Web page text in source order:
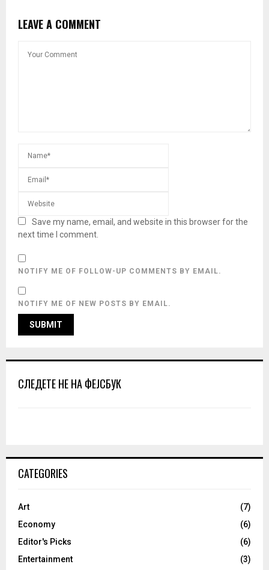
LEAVE A COMMENT
Save my name, email, and website in this browser for the
next time I comment.
NOTIFY ME OF FOLLOW-UP COMMENTS BY EMAIL.
NOTIFY ME OF NEW POSTS BY EMAIL.
СЛЕДЕТЕ НЕ НА ФЕЈСБУК
CATEGORIES
Art
(7)
Economy
(6)
Editor's Picks
(6)
Entertainment
(3)